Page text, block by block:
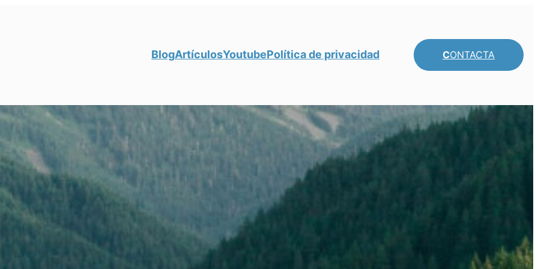
BlogArtículosYoutubePolítica de privacidad CONTACTA